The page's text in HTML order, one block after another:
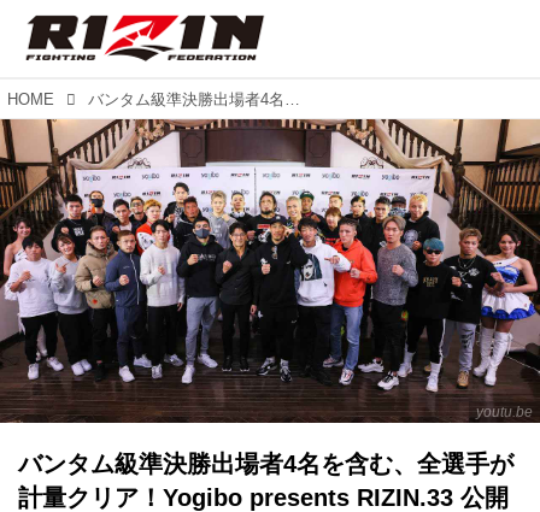
HOME バンタム級準決勝出場者4名を含む、全選手が計量クリア！Yogibo presents RIZIN.33 公開計量結果
youtu.be
バンタム級準決勝出場者4名を含む、全選手が
計量クリア！Yogibo presents RIZIN.33 公開